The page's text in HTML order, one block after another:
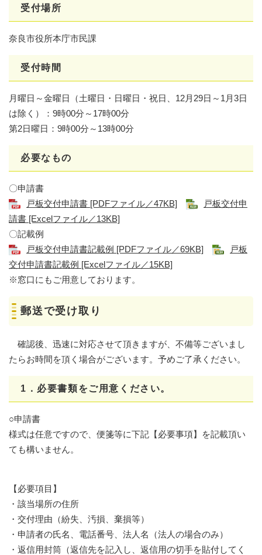
受付場所
奈良市役所本庁市民課
受付時間
月曜日～金曜日（土曜日・日曜日・祝日、12月29日～1月3日
は除く）：9時00分～17時00分
第2日曜日：9時00分～13時00分
必要なもの
〇申請書
戸板交付申請書 [PDFファイル／47KB]
戸板交付申
請書 [Excelファイル／13KB]
〇記載例
戸板交付申請書記載例 [PDFファイル／69KB]
戸板
交付申請書記載例 [Excelファイル／15KB]
※窓口にもご用意しております。
郵送で受け取り
確認後、迅速に対応させて頂きますが、不備等ございまし
たらお時間を頂く場合がございます。予めご了承ください。
1．必要書類をご用意ください。
○申請書
様式は任意ですので、便箋等に下記【必要事項】を記載頂い
ても構いません。
【必要項目】
・該当場所の住所
・交付理由（紛失、汚損、棄損等）
・申請者の氏名、電話番号、法人名（法人の場合のみ）
・返信用封筒（返信先を記入し、返信用の切手を貼付してく